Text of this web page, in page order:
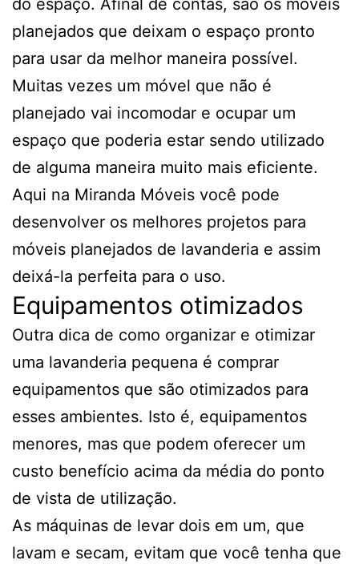
do espaço. Afinal de contas, são os móveis
planejados que deixam o espaço pronto
para usar da melhor maneira possível.
Muitas vezes um móvel que não é
planejado vai incomodar e ocupar um
espaço que poderia estar sendo utilizado
de alguma maneira muito mais eficiente.
Aqui na Miranda Móveis você pode
desenvolver os melhores projetos para
móveis planejados de lavanderia e assim
deixá-la perfeita para o uso.
Equipamentos otimizados
Outra dica de como organizar e otimizar
uma lavanderia pequena é comprar
equipamentos que são otimizados para
esses ambientes. Isto é, equipamentos
menores, mas que podem oferecer um
custo benefício acima da média do ponto
de vista de utilização.
As máquinas de levar dois em um, que
lavam e secam, evitam que você tenha que